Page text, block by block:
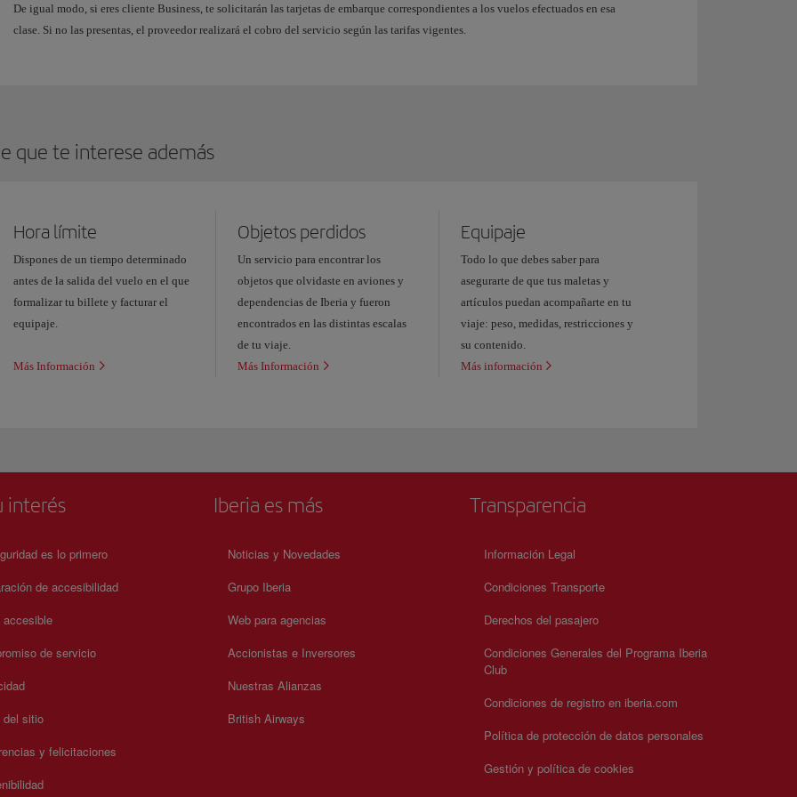
De igual modo, si eres cliente Business, te solicitarán las tarjetas de embarque correspondientes a los vuelos efectuados en esa
clase. Si no las presentas, el proveedor realizará el cobro del servicio según las tarifas vigentes.
que te interese además
Hora límite
Dispones de un tiempo determinado
antes de la salida del vuelo en el que
formalizar tu billete y facturar el
equipaje.
Más Información
Objetos perdidos
Un servicio para encontrar los
objetos que olvidaste en aviones y
dependencias de Iberia y fueron
encontrados en las distintas escalas
de tu viaje.
Más Información
Equipaje
Todo lo que debes saber para
asegurarte de que tus maletas y
artículos puedan acompañarte en tu
viaje: peso, medidas, restricciones y
su contenido.
Más información
interés
es lo primero
de accesibilidad
accesible
de servicio
del sitio
y felicitaciones
Iberia es más
Noticias y Novedades
Grupo Iberia
Web para agencias
Accionistas e Inversores
Nuestras Alianzas
British Airways
Transparencia
Información Legal
Condiciones Transporte
Derechos del pasajero
Condiciones Generales del Programa Iberia
Club
Condiciones de registro en iberia.com
Política de protección de datos personales
Gestión y política de cookies